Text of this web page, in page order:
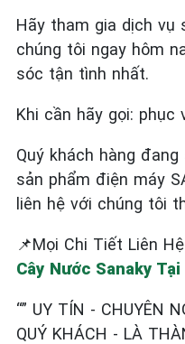
Hãy tham gia dịch
chúng tôi ngay hôm
sóc tận tình nhất.
Khi cần hãy gọi:
Quý khách hàng
sản phẩm điện máy
liên hệ với chúng tôi
📌Mọi Chi Tiết Liên
Cây Nước Sanaky
“” UY TÍN - CHUYÊN
QUÝ KHÁCH - LÀ